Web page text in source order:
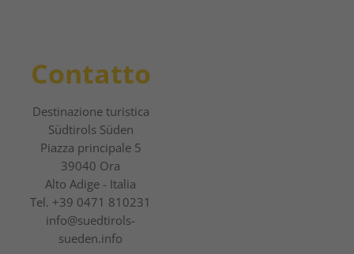
Contatto
Destinazione turistica
Südtirols Süden
Piazza principale 5
39040 Ora
Alto Adige - Italia
Tel. +39 0471 810231
info@suedtirols-
sueden.info